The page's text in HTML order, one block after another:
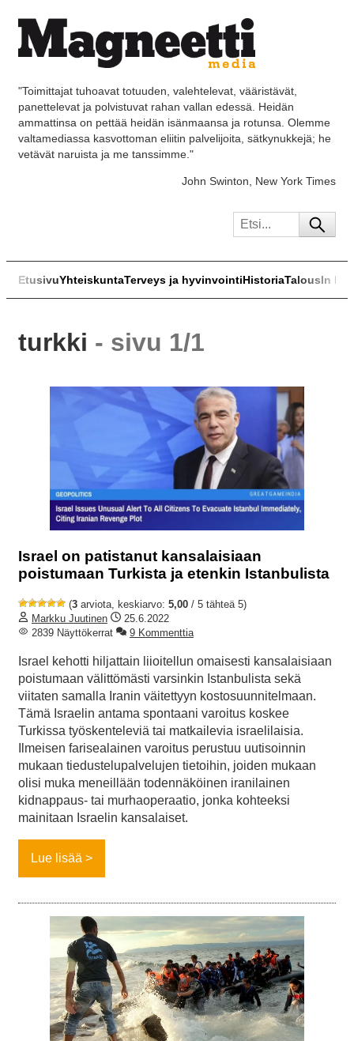
"Toimittajat tuhoavat totuuden, valehtelevat, vääristävät,
panettelevat ja polvistuvat rahan vallan edessä. Heidän
ammattinsa on pettää heidän isänmaansa ja rotunsa. Olemme
valtamediassa kasvottoman eliitin palvelijoita, sätkynukkejä; he
vetävät naruista ja me tanssimme."
John Swinton, New York Times
EtusivuYhteiskuntaTerveys ja hyvinvointiHistoriaTalousIn
turkki - sivu 1/1
Israel on patistanut kansalaisiaan
poistumaan Turkista ja etenkin Istanbulista
(3 arviota, keskiarvo: 5,00 / 5 tähteä 5)
Markku Juutinen
25.6.2022
2839 Näyttökerrat
9 Kommenttia
Israel kehotti hiljattain liioitellun omaisesti kansalaisiaan
poistumaan välittömästi varsinkin Istanbulista sekä
viitaten samalla Iranin väitettyyn kostosuunnitelmaan.
Tämä Israelin antama spontaani varoitus koskee
Turkissa työskenteleviä tai matkailevia israelilaisia.
Ilmeisen farisealainen varoitus perustuu uutisoinnin
mukaan tiedustelupalvelujen tietoihin, joiden mukaan
olisi muka meneillään todennäköinen iranilainen
kidnappaus- tai murhaoperaatio, jonka kohteeksi
mainitaan Israelin kansalaiset.
Lue lisää